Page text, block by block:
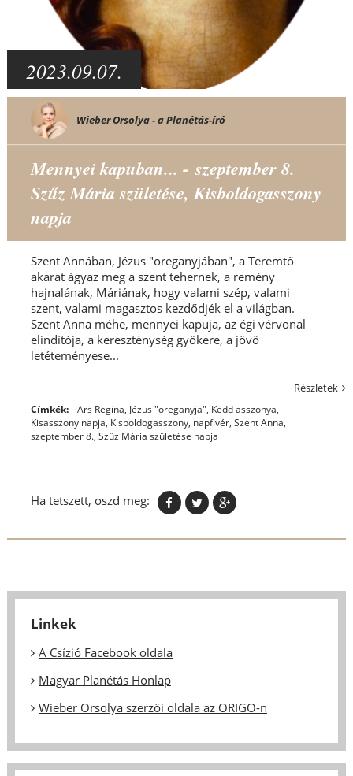
2023.09.07.
Wieber Orsolya - a Planétás-író
Mennyei kapuban... - szeptember 8.
Szűz Mária születése, Kisboldogasszony
napja
Szent Annában, Jézus "öreganyjában", a Teremtő
akarat ágyaz meg a szent tehernek, a remény
hajnalának, Máriának, hogy valami szép, valami
szent, valami magasztos kezdődjék el a világban.
Szent Anna méhe, mennyei kapuja, az égi vérvonal
elindítója, a kereszténység gyökere, a jövő
letéteményese...
Részletek
Címkék: Ars Regina, Jézus "öreganyja", Kedd asszonya,
Kisasszony napja, Kisboldogasszony, napfivér, Szent Anna,
szeptember 8., Szűz Mária születése napja
Ha tetszett, oszd meg:
Linkek
A Csízió Facebook oldala
Magyar Planétás Honlap
Wieber Orsolya szerzői oldala az ORIGO-n